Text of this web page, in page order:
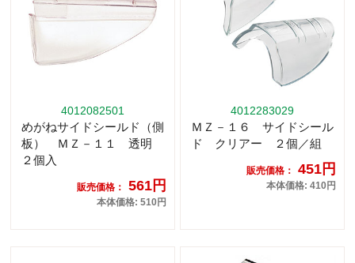
4012082501
めがねサイドシールド（側
板） ＭＺ－１１ 透明
２個入
販売価格： 561円
本体価格: 510円
4012283029
ＭＺ－１６ サイドシール
ド クリアー ２個／組
販売価格： 451円
本体価格: 410円